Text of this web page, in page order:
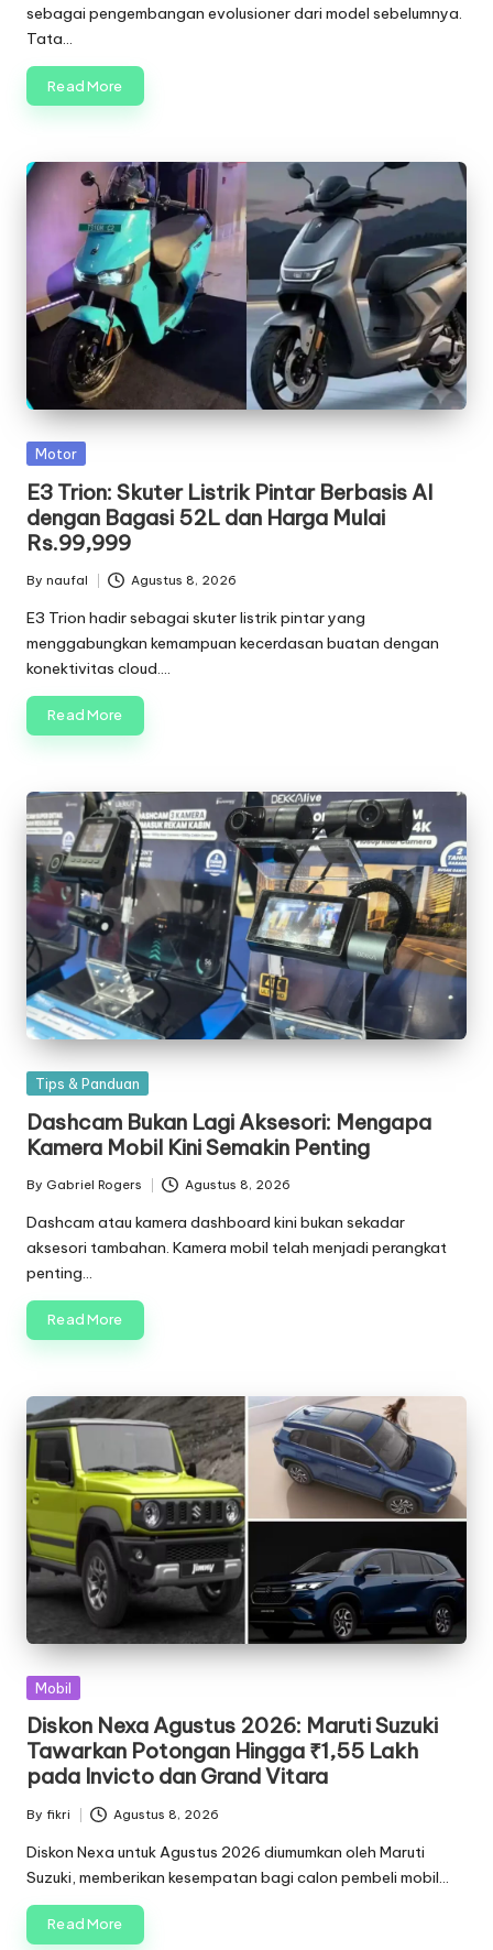
sebagai pengembangan evolusioner dari model sebelumnya.
Tata…
Read More
Posted
Motor
E3 Trion: Skuter Listrik Pintar Berbasis AI
dengan Bagasi 52L dan Harga Mulai
Rs.99,999
Posted
by
By naufal Agustus 8, 2026
E3 Trion hadir sebagai skuter listrik pintar yang
menggabungkan kemampuan kecerdasan buatan dengan
konektivitas cloud.…
Read More
Posted
Tips & Panduan
Dashcam Bukan Lagi Aksesori: Mengapa
Kamera Mobil Kini Semakin Penting
Posted
by
By Gabriel Rogers Agustus 8, 2026
Dashcam atau kamera dashboard kini bukan sekadar
aksesori tambahan. Kamera mobil telah menjadi perangkat
penting…
Read More
Posted
Mobil
Diskon Nexa Agustus 2026: Maruti Suzuki
Tawarkan Potongan Hingga ₹1,55 Lakh
pada Invicto dan Grand Vitara
Posted
by
By fikri Agustus 8, 2026
Diskon Nexa untuk Agustus 2026 diumumkan oleh Maruti
Suzuki, memberikan kesempatan bagi calon pembeli mobil…
Read More